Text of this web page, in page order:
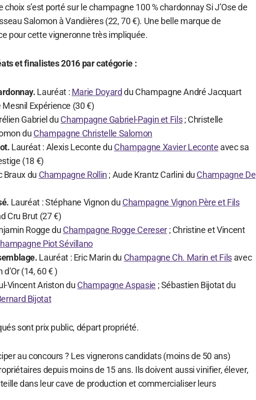
choix s’est porté sur le champagne 100 % chardonnay Si J’Ose de
Salomon à Vandières (22, 70 €). Une belle marque de
pour cette vigneronne très impliquée.
et finalistes 2016 par catégorie :
Lauréat : Marie Doyarddu Champagne André Jacquart
Expérience (30 €)
Gabriel du Champagne Gabriel-Pagin et Fils; Christelle
du Champagne Christelle Salomon
Lauréat : Alexis Leconte du Champagne Xavier Leconte avec sa
(18 €)
Braux du Champagne Rollin ; Aude Krantz Carlini du Champagne De
Lauréat : Stéphane Vignon du Champagne Vignon Père et Fils
Cru Brut (27 €)
Rogge du Champagne Rogge Cereser; Christine et Vincent
Piot Sévillano
Lauréat : Eric Marin du Champagne Ch. Marin et Fils avec
(14, 60 € )
Vincent Ariston du Champagne Aspasie ; Sébastien Bijotat du
Bijotat
sont prix public, départ propriété.
au concours ? Les vignerons candidats (moins de 50 ans)
depuis moins de 15 ans. Ils doivent aussi vinifier, élever,
dans leur cave de production et commercialiser leurs